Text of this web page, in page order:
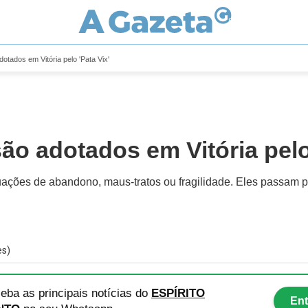
em Vitória pelo 'Pata Vix'
adotados em Vitória
de abandono, maus-tratos ou fragilidade. Eles
as principais notícias do ESPÍRITO